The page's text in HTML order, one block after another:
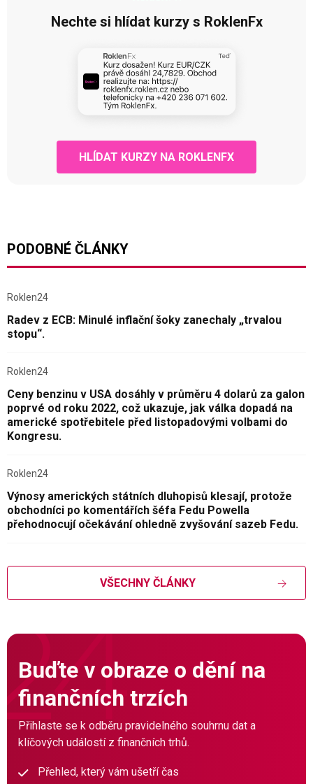
Nechte si hlídat kurzy s RoklenFx
HLÍDAT KURZY NA ROKLENFX
PODOBNÉ ČLÁNKY
Roklen24
Radev z ECB: Minulé inflační šoky zanechaly „trvalou
stopu“.
Roklen24
Ceny benzinu v USA dosáhly v průměru 4 dolarů za galon
poprvé od roku 2022, což ukazuje, jak válka dopadá na
americké spotřebitele před listopadovými volbami do
Kongresu.
Roklen24
Výnosy amerických státních dluhopisů klesají, protože
obchodníci po komentářích šéfa Fedu Powella
přehodnocují očekávání ohledně zvyšování sazeb Fedu.
VŠECHNY ČLÁNKY
Buďte v obraze o dění na
finančních trzích
Přihlaste se k odběru pravidelného souhrnu dat a
klíčových událostí z finančních trhů.
Přehled, který vám ušetří čas